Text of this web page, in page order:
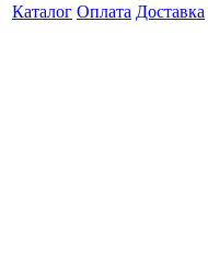
Каталог Оплата Доставка